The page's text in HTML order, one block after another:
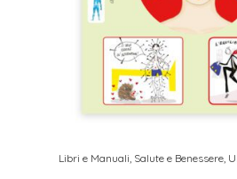
Libri e Manuali, Salute e Benessere,